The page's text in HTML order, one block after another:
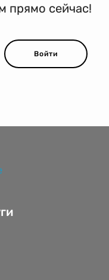
прямо сейчас!
Войти